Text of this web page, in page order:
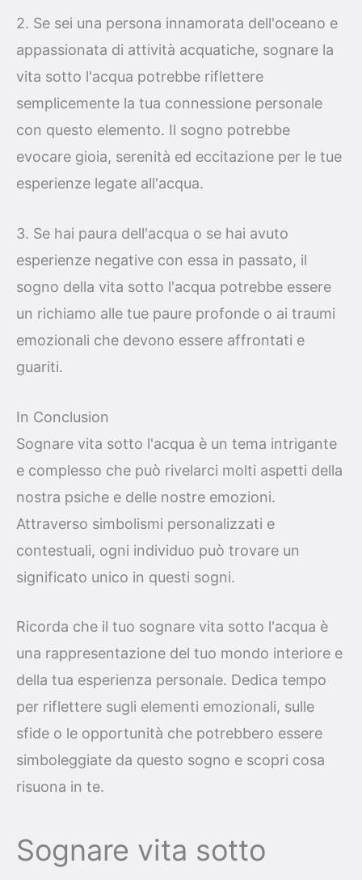
2. Se sei una persona innamorata dell'oceano e
appassionata di attività acquatiche, sognare la
vita sotto l'acqua potrebbe riflettere
semplicemente la tua connessione personale
con questo elemento. Il sogno potrebbe
evocare gioia, serenità ed eccitazione per le tue
esperienze legate all'acqua.
3. Se hai paura dell'acqua o se hai avuto
esperienze negative con essa in passato, il
sogno della vita sotto l'acqua potrebbe essere
un richiamo alle tue paure profonde o ai traumi
emozionali che devono essere affrontati e
guariti.
In Conclusion
Sognare vita sotto l'acqua è un tema intrigante
e complesso che può rivelarci molti aspetti della
nostra psiche e delle nostre emozioni.
Attraverso simbolismi personalizzati e
contestuali, ogni individuo può trovare un
significato unico in questi sogni.
Ricorda che il tuo sognare vita sotto l'acqua è
una rappresentazione del tuo mondo interiore e
della tua esperienza personale. Dedica tempo
per riflettere sugli elementi emozionali, sulle
sfide o le opportunità che potrebbero essere
simboleggiate da questo sogno e scopri cosa
risuona in te.
Sognare vita sotto